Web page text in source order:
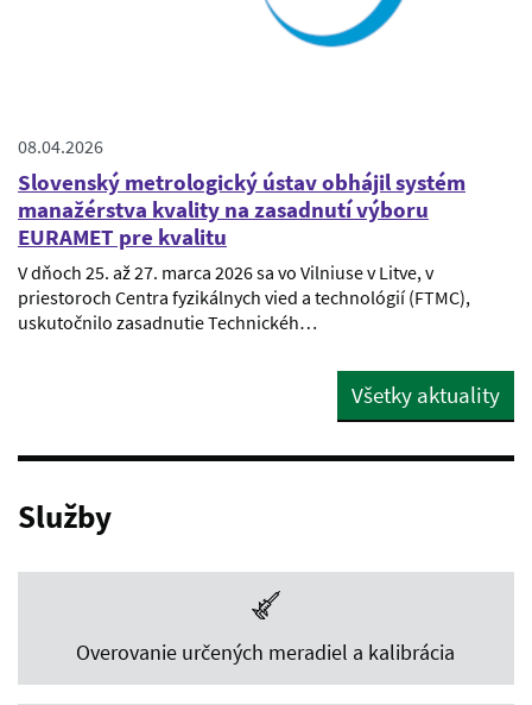
08.04.2026
Slovenský metrologický ústav obhájil systém
manažérstva kvality na zasadnutí výboru
EURAMET pre kvalitu
V dňoch 25. až 27. marca 2026 sa vo Vilniuse v Litve, v
priestoroch Centra fyzikálnych vied a technológií (FTMC),
uskutočnilo zasadnutie Technickéh…
Všetky aktuality
Služby
Overovanie určených meradiel a kalibrácia